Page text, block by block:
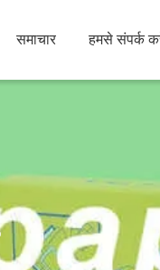
समाचार हमसे संपर्क